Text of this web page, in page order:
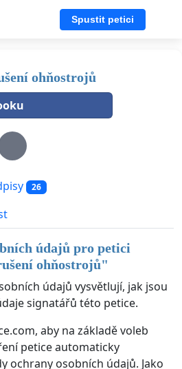
Spustit petici
ohňostrojů
26
údajů pro petici
ohňostrojů"
údajů vysvětlují, jak jsou
signatářů této petice.
aby na základě voleb
petice automaticky
ochrany osobních údajů. Jako